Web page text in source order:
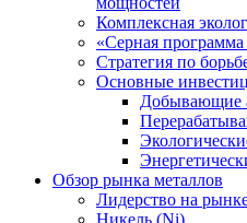
Комплексная
«Серная программа
Стратегия по
Основные
Добывающие
Обзор рынка металлов
Лидерство на
Никель (Ni)